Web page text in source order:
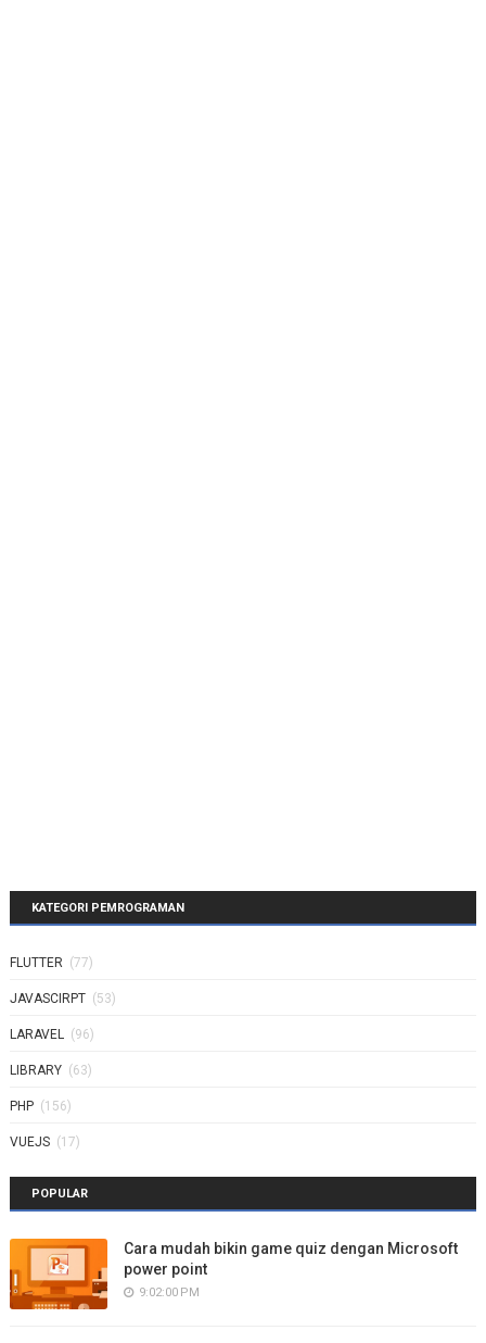
KATEGORI PEMROGRAMAN
FLUTTER (77)
JAVASCIRPT (53)
LARAVEL (96)
LIBRARY (63)
PHP (156)
VUEJS (17)
POPULAR
Cara mudah bikin game quiz dengan Microsoft
power point
9:02:00 PM